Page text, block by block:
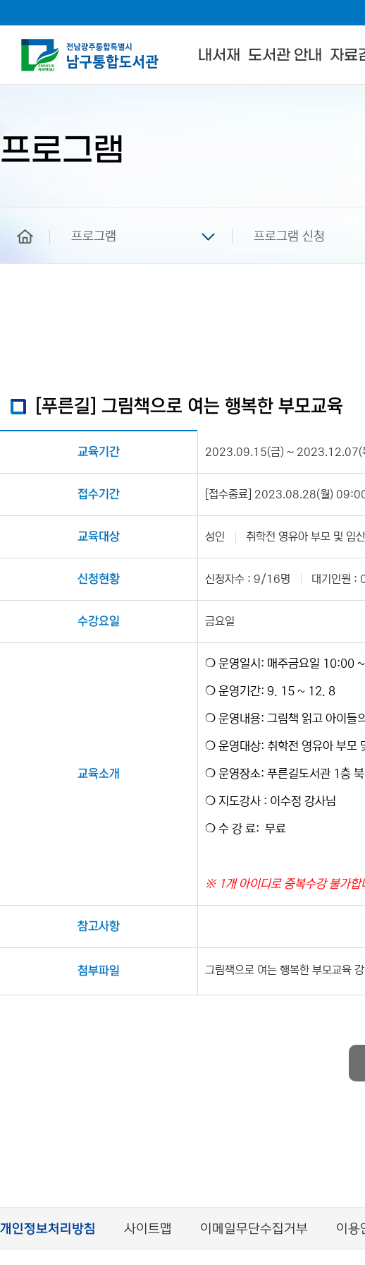
내서재 도서관 안내 자료
작
프로그램
프로그램 프로그램 신청
[푸른길] 그림책으로 여는 행복한 부모교육
교육기간 2023.09.15(금) ~ 2023.12.07(
접수기간 [접수종료] 2023.08.28(월)
교육대상 성인 취학전 영유아 부모 및 임
신청현황 신청자수 : 9/16명 대기인원 :
수강요일 금요일
교육소개
❍ 운영일시: 매주금요일 10:00
​❍ 운영기간: 9. 15 ~ 12. 8
❍ 운영내용: 그림책 읽고 아이들
​❍ 운영대상: 취학전 영유아 부모
❍ 운영장소: 푸른길도서관 1층 북
❍ 지도강사 : 이수정 강사님
❍ 수 강 료: 무료
※ 1개 아이디로 중복수강 불가합
참고사항
첨부파일 그림책으로 여는 행복한 부모교육
개인정보처리방침 사이트맵 이메일무단수집거부 이용